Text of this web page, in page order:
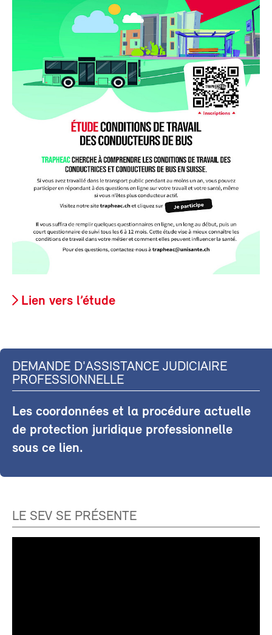
Lien vers l’étude
DEMANDE D'ASSISTANCE JUDICIAIRE
PROFESSIONNELLE
Les coordonnées et la procédure actuelle
de protection juridique professionnelle
sous ce lien.
LE SEV SE PRÉSENTE